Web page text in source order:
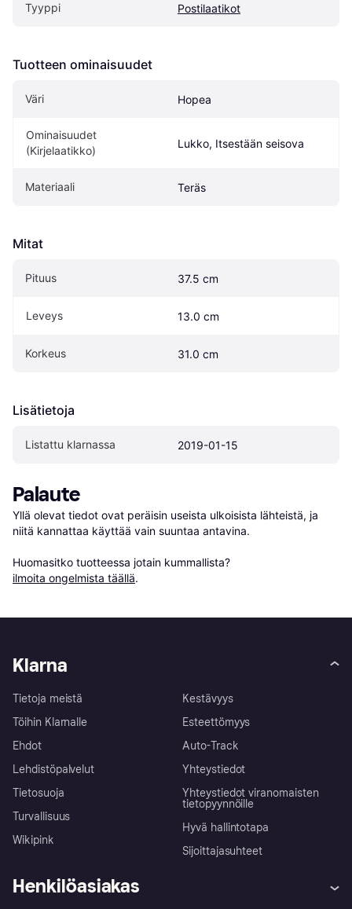
Tyyppi Postilaatikot
Tuotteen ominaisuudet
Väri Hopea
Ominaisuudet
(Kirjelaatikko)
Lukko, Itsestään seisova
Materiaali Teräs
Mitat
Pituus 37.5 cm
Leveys 13.0 cm
Korkeus 31.0 cm
Lisätietoja
Listattu klarnassa 2019-01-15
Palaute
Yllä olevat tiedot ovat peräisin useista ulkoisista lähteistä, ja
niitä kannattaa käyttää vain suuntaa antavina.
Huomasitko tuotteessa jotain kummallista?
ilmoita ongelmista täällä.
Klarna
Tietoja meistä
Töihin Klarnalle
Ehdot
Lehdistöpalvelut
Tietosuoja
Turvallisuus
Wikipink
Kestävyys
Esteettömyys
Auto-Track
Yhteystiedot
Yhteystiedot viranomaisten
tietopyynnöille
Hyvä hallintotapa
Sijoittajasuhteet
Henkilöasiakas